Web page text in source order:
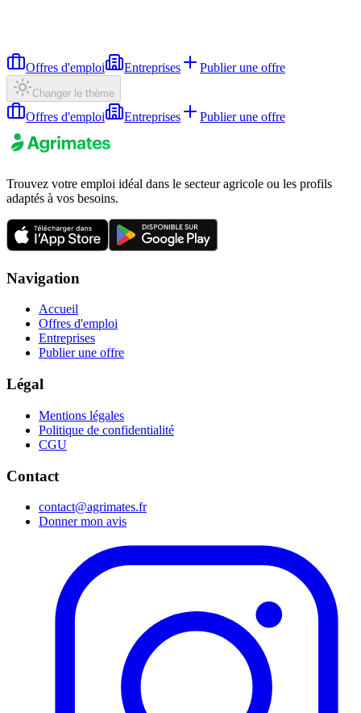
Offres d'emploi Entreprises Publier une offre
Changer le thème
Offres d'emploi Entreprises Publier une offre
Trouvez votre emploi idéal dans le secteur agricole ou les profils
adaptés à vos besoins.
Navigation
Accueil
Offres d'emploi
Entreprises
Publier une offre
Légal
Mentions légales
Politique de confidentialité
CGU
Contact
contact@agrimates.fr
Donner mon avis